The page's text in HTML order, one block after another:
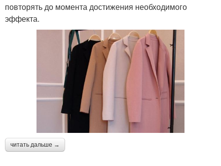
повторять до момента достижения необходимого
эффекта.
читать дальше →